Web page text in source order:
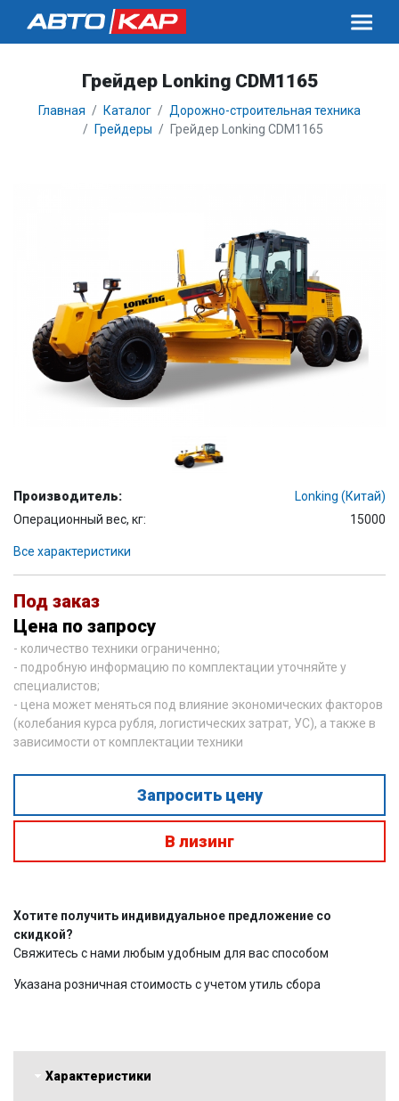
Грейдер Lonking CDM1165
Главная Каталог
Дорожно-строительная техника
Грейдеры
Грейдер Lonking CDM1165
Производитель:
Lonking (Китай)
Операционный вес, кг:
15000
Все характеристики
Под заказ
Цена по запросу
- количество техники ограниченно;
- подробную информацию по комплектации уточняйте у
специалистов;
- цена может меняться под влияние экономических факторов
(колебания курса рубля, логистических затрат, УС), а также в
зависимости от комплектации техники
Запросить цену
В лизинг
Хотите получить индивидуальное предложение со
скидкой?
Свяжитесь с нами любым удобным для вас способом
Указана розничная стоимость с учетом утиль сбора
Характеристики